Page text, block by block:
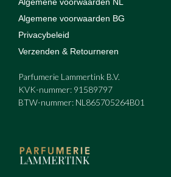
Algemene voorwaarden BG
Privacybeleid
Verzenden & Retourneren
Parfumerie Lammertink B.V.
KVK-nummer: 91589797
BTW-nummer: NL865705264B01